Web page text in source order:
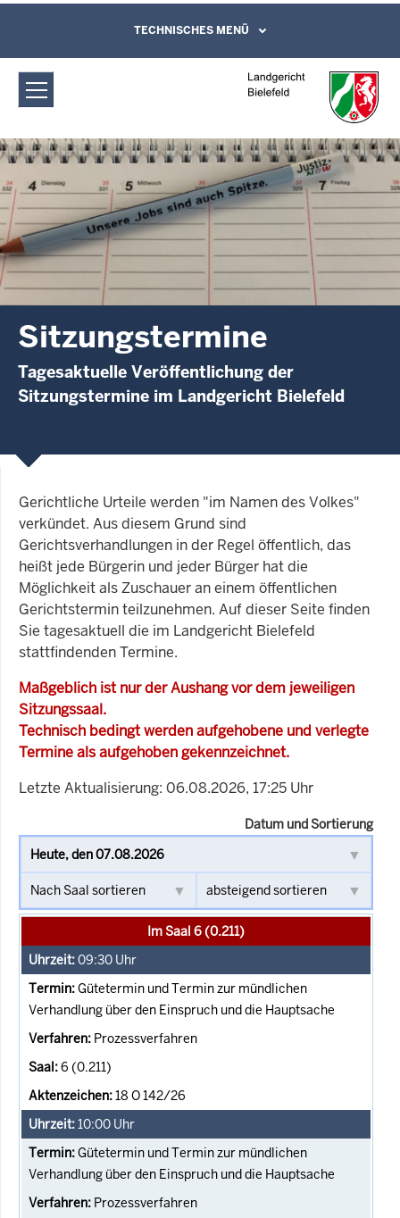
Landgericht Bielefeld: Sitzungstermine
Direkt zum Inhalt
Leichte Sprache, Gebärdensprachenvideo
und Kontaktformular
TECHNISCHES MENÜ
Sitzungstermine
Tagesaktuelle Veröffentlichung der
Sitzungstermine im Landgericht Bielefeld
Gerichtliche Urteile werden "im Namen des Volkes"
verkündet. Aus diesem Grund sind
Gerichtsverhandlungen in der Regel öffentlich, das
heißt jede Bürgerin und jeder Bürger hat die
Möglichkeit als Zuschauer an einem öffentlichen
Gerichtstermin teilzunehmen. Auf dieser Seite finden
Sie tagesaktuell die im Landgericht Bielefeld
stattfindenden Termine.
Maßgeblich ist nur der Aushang vor dem jeweiligen
Sitzungssaal.
Technisch bedingt werden aufgehobene und verlegte
Termine als aufgehoben gekennzeichnet.
Letzte Aktualisierung: 06.08.2026, 17:25 Uhr
Datum und Sortierung
Im Saal 6 (0.211)
09:30 Uhr
Gütetermin und Termin zur mündlichen
Verhandlung über den Einspruch und die Hauptsache
Prozessverfahren
6 (0.211)
18 O 142/26
10:00 Uhr
Gütetermin und Termin zur mündlichen
Verhandlung über den Einspruch und die Hauptsache
Prozessverfahren